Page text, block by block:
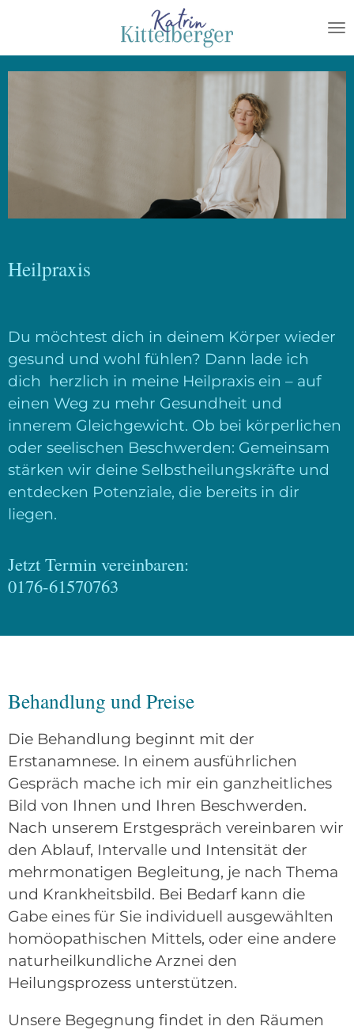
Heilpraxis
Du möchtest dich in deinem Körper wieder
gesund und wohl fühlen? Dann lade ich
dich herzlich in meine Heilpraxis ein – auf
einen Weg zu mehr Gesundheit und
innerem Gleichgewicht. Ob bei körperlichen
oder seelischen Beschwerden: Gemeinsam
stärken wir deine Selbstheilungskräfte und
entdecken Potenziale, die bereits in dir
liegen.
Jetzt Termin vereinbaren:
0176-61570763
Behandlung und Preise
Die Behandlung beginnt mit der
Erstanamnese. In einem ausführlichen
Gespräch mache ich mir ein ganzheitliches
Bild von Ihnen und Ihren Beschwerden.
Nach unserem Erstgespräch vereinbaren wir
den Ablauf, Intervalle und Intensität der
mehrmonatigen Begleitung, je nach Thema
und Krankheitsbild. Bei Bedarf kann die
Gabe eines für Sie individuell ausgewählten
homöopathischen Mittels, oder eine andere
naturheilkundliche Arznei den
Heilungsprozess unterstützen.
Unsere Begegnung findet in den Räumen